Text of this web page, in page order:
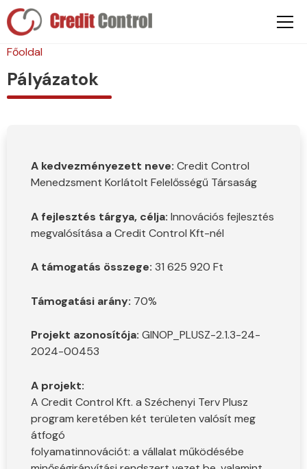
Főoldal
Pályázatok
A kedvezményezett neve: Credit Control
Menedzsment Korlátolt Felelősségű Társaság
A fejlesztés tárgya, célja: Innovációs fejlesztés
megvalósítása a Credit Control Kft-nél
A támogatás összege: 31 625 920 Ft
Támogatási arány: 70%
Projekt azonosítója: GINOP_PLUSZ-2.1.3-24-
2024-00453
A projekt:
A Credit Control Kft. a Széchenyi Terv Plusz
program keretében két területen valósít meg
átfogó
folyamatinnovációt: a vállalat működésébe